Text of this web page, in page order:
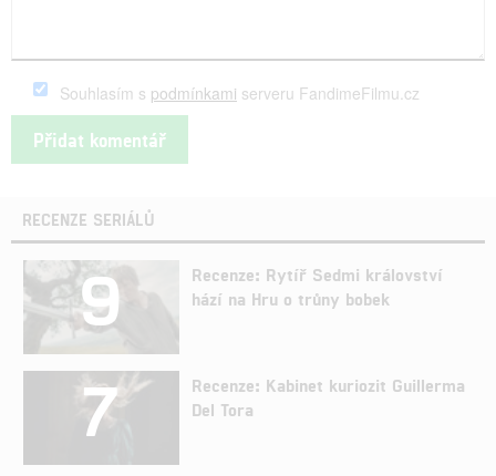
Souhlasím s podmínkami serveru FandimeFilmu.cz
RECENZE SERIÁLŮ
9
Recenze: Rytíř Sedmi království
hází na Hru o trůny bobek
7
Recenze: Kabinet kuriozit Guillerma
Del Tora